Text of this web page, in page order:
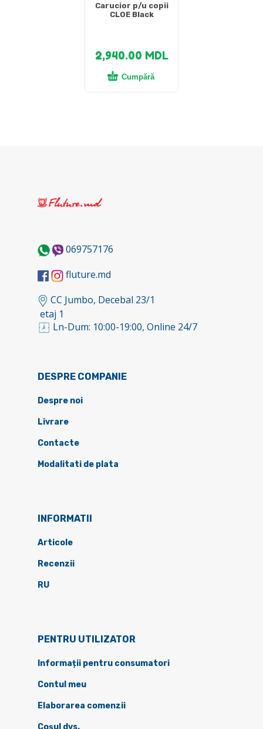
Carucior p/u copii
CLOE Black
2,940.00 MDL
Cumpără
069757176
fluture.md
CC Jumbo, Decebal 23/1
etaj 1
Ln-Dum: 10:00-19:00, Online 24/7
DESPRE COMPANIE
Despre noi
Livrare
Contacte
Modalitati de plata
INFORMATII
Articole
Recenzii
RU
PENTRU UTILIZATOR
Informații pentru consumatori
Contul meu
Elaborarea comenzii
Coșul dvs.